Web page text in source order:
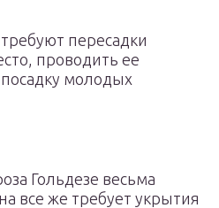
пересадки
проводить ее
посадку молодых
Гольдезе весьма
все же требует укрытия